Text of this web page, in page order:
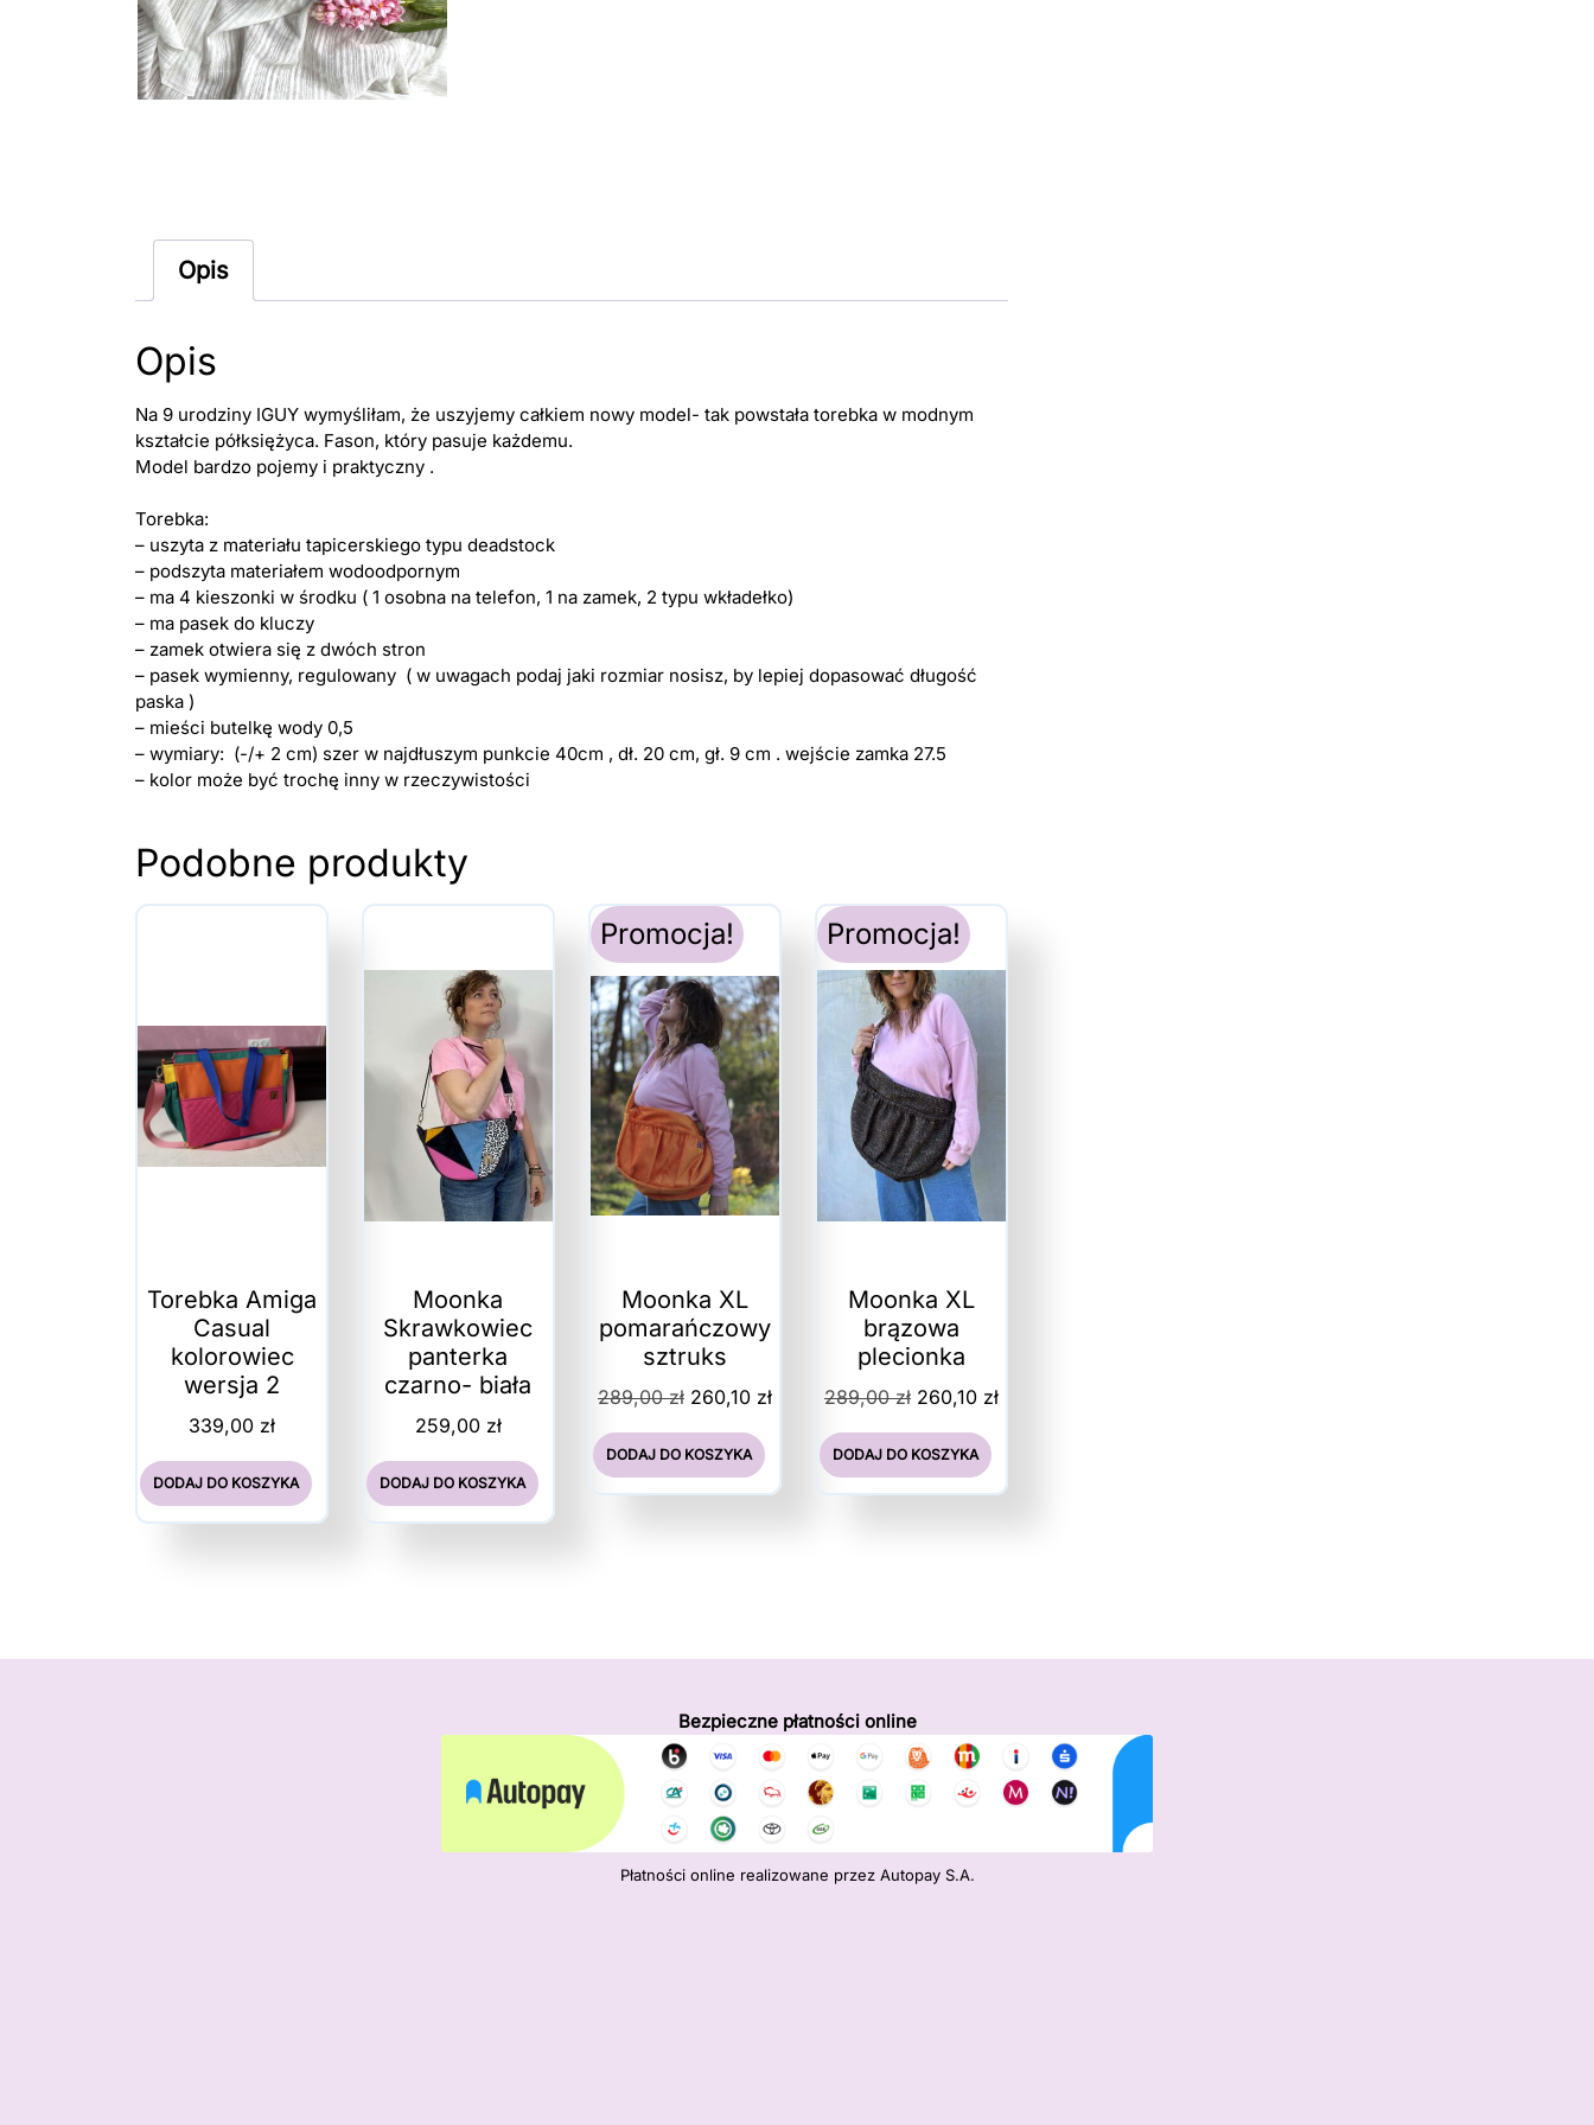
Opis
Opis
Na 9 urodziny IGUY wymyśliłam, że uszyjemy całkiem nowy model- tak powstała torebka w modnym
kształcie półksiężyca. Fason, który pasuje każdemu.
Model bardzo pojemy i praktyczny .
Torebka:
– uszyta z materiału tapicerskiego typu deadstock
– podszyta materiałem wodoodpornym
– ma 4 kieszonki w środku ( 1 osobna na telefon, 1 na zamek, 2 typu wkładełko)
– ma pasek do kluczy
– zamek otwiera się z dwóch stron
– pasek wymienny, regulowany ( w uwagach podaj jaki rozmiar nosisz, by lepiej dopasować długość
paska )
– mieści butelkę wody 0,5
– wymiary: (-/+ 2 cm) szer w najdłuszym punkcie 40cm , dł. 20 cm, gł. 9 cm . wejście zamka 27.5
– kolor może być trochę inny w rzeczywistości
Podobne produkty
Torebka Amiga
Casual
kolorowiec
wersja 2
339,00 zł
DODAJ DO KOSZYKA
Moonka
Skrawkowiec
panterka
czarno- biała
259,00 zł
DODAJ DO KOSZYKA
Promocja!
Moonka XL
pomarańczowy
sztruks
289,00zł Pierwotna
wynosiła:
289,00 zł.
260,10 złAktualna
wynosi:
260,10 zł.
DODAJ DO KOSZYKA
Promocja!
Moonka XL
brązowa
plecionka
289,00zł Pierwotna
wynosiła:
289,00 zł.
260,10 złAktualna
260,10 zł.
DODAJ DO KOSZYKA
Bezpieczne płatności online
Płatności online realizowane przez Autopay S.A.